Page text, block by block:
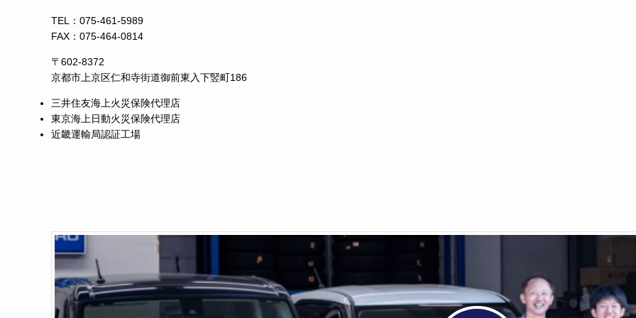
TEL： 075-461-5989
FAX：075-464-0814
〒602-8372
京都市上京区仁和寺街道御前東入下竪町186
三井住友海上火災保険代理店
東京海上日動火災保険代理店
近畿運輸局認証工場